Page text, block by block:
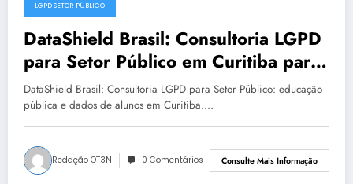
julho 19, 2025
LGPD SETOR PÚBLICO
DataShield Brasil: Consultoria LGPD
para Setor Público em Curitiba para
LGPD no setor público | Série
DataShield 127
DataShield Brasil: Consultoria LGPD para Setor Público: educação
pública e dados de alunos em Curitiba.…
Redação OT3N 0 Comentários Consulte Mais Informação